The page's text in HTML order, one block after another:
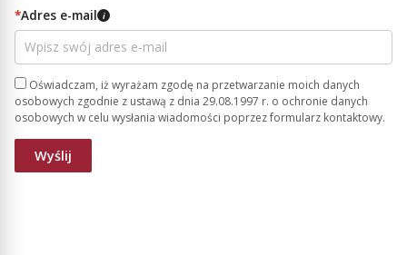
*Adres e-mail i
Oświadczam, iż wyrażam zgodę na przetwarzanie moich danych
osobowych zgodnie z ustawą z dnia 29.08.1997 r. o ochronie danych
osobowych w celu wysłania wiadomości poprzez formularz kontaktowy.